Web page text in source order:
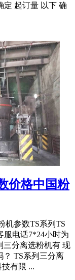
定 起订量 以下 确
价格中国粉
机参数TS系列TS
服电话7*24小时为
三分离选粉机有 现
？ TS系列三分离
有限 ...